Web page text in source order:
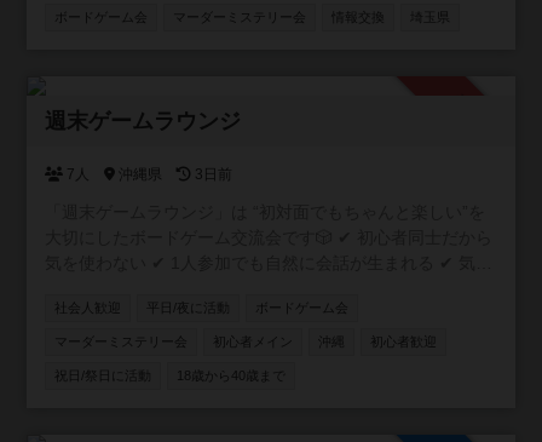
ボードゲーム会 マーダーミステリー会 情報交換
週末ゲームラウンジ
7人 沖縄県 3日前
間を作っています。 20〜30代中心で、特に“新しい友達が
ほしい社会人”にぴったり。 「ボドゲやったことないけど大
社会人歓迎 平日/夜に活動 ボードゲーム会
マーダーミステリー会 初心者メイン 沖縄 初心者歓迎
祝日/祭日に活動 18歳から40歳まで